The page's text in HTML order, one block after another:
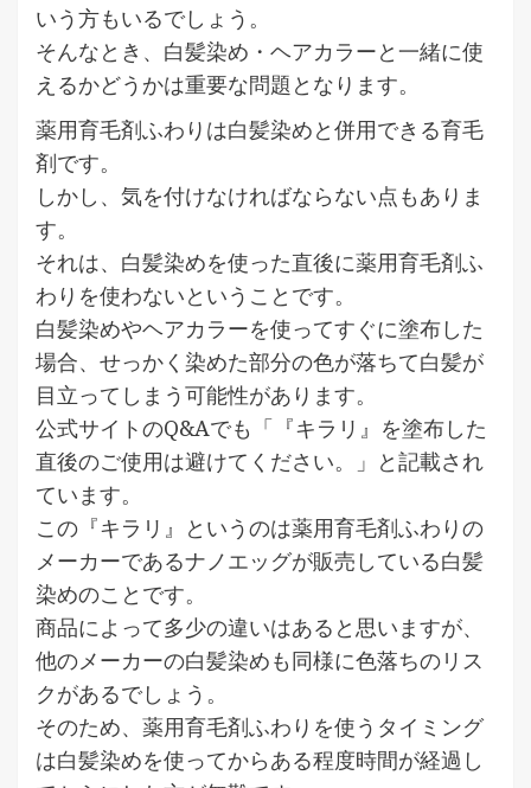
いう方もいるでしょう。
そんなとき、白髪染め・ヘアカラーと一緒に使
えるかどうかは重要な問題となります。
薬用育毛剤ふわりは白髪染めと併用できる育毛
剤です。
しかし、気を付けなければならない点もありま
す。
それは、白髪染めを使った直後に薬用育毛剤ふ
わりを使わないということです。
白髪染めやヘアカラーを使ってすぐに塗布した
場合、せっかく染めた部分の色が落ちて白髪が
目立ってしまう可能性があります。
公式サイトのQ&Aでも「『キラリ』を塗布した
直後のご使用は避けてください。」と記載され
ています。
この『キラリ』というのは薬用育毛剤ふわりの
メーカーであるナノエッグが販売している白髪
染めのことです。
商品によって多少の違いはあると思いますが、
他のメーカーの白髪染めも同様に色落ちのリス
クがあるでしょう。
そのため、薬用育毛剤ふわりを使うタイミング
は白髪染めを使ってからある程度時間が経過し